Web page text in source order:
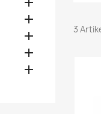




3